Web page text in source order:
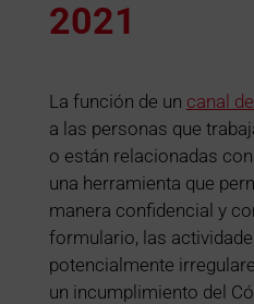
2021
La función de un canal
a las personas que
o están relacionadas
una herramienta que
manera confidencial y
formulario, las
potencialmente
un incumplimiento del